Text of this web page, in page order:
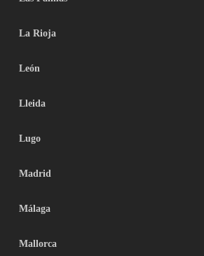
La Rioja
León
Lleida
Lugo
Madrid
Málaga
Mallorca